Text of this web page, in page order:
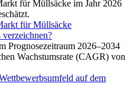
für Müllsäcke im Jahr 2026
für Müllsäcke
Prognosezeitraum 2026–2034
Wachstumsrate (CAGR) von
auf dem